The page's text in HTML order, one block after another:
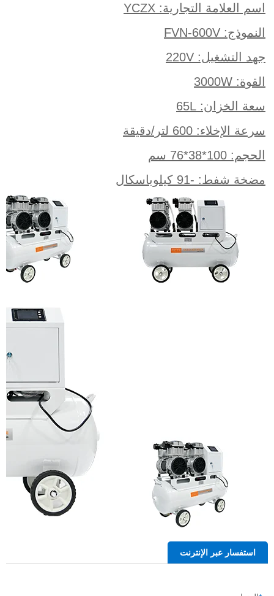
اسم العلامة التجارية: YCZX
النموذج: FVN-600V
جهد التشغيل: 220V
القوة: 3000W
سعة الخزان: 65L
سرعة الإخلاء: 600 لتر/دقيقة
الحجم: 100*38*76 سم
مضخة شفط: -91 كيلوباسكال
استفسار عبر الإنترنت